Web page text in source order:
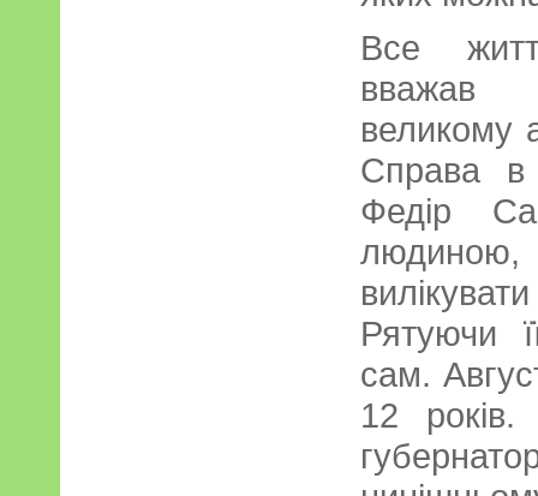
Все
вважав
великому
Справа
Федір
людиною,
Рятуючи
сам.
12